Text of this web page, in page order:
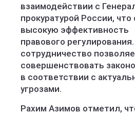
взаимодействии с
прокуратурой России, что
высокую эффективность
правового
сотрудничество
совершенствовать
в соответствии с
угрозами.
Рахим Азимов отметил,